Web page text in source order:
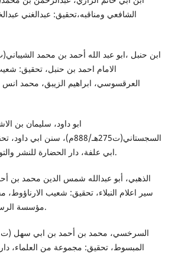
الشافعي ومناقبه،تحقيق: عبدالغني
الامام احمد بن حنبل، تحقيق:
العرقسوسي، ابراهيم الزيبق، محمد
السجستاني(ت275هـ/888م)، سنن
ابي علفة، دار الحضارة للنشر والتوزيع ط2(الرياض:2015).
سير اعلام النبلاء، تحقيق: شعيب
مؤسسة الرسالة، ط3(بيروت:1985).
المبسوط، تحقيق: مجموعة من العلماء،